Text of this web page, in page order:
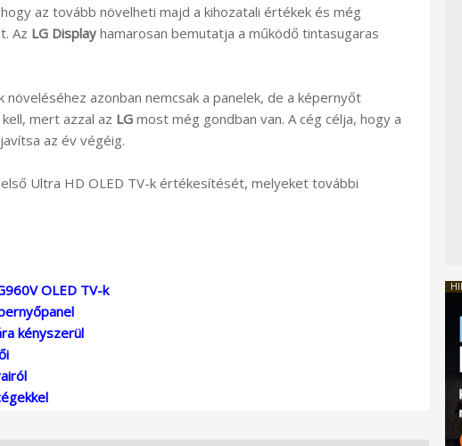
az tovább növelheti majd a kihozatali értékek és még
Az LG Display hamarosan bemutatja a működő tintasugaras
azonban nemcsak a panelek, de a képernyőt
mert azzal az LG most még gondban van. A cég célja, hogy a
az év végéig.
Ultra HD OLED TV-k értékesítését, melyeket további
OLED TV-k
kényszerül